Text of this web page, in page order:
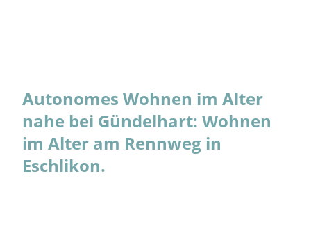
Autonomes Wohnen im Alter
nahe bei Gündelhart: Wohnen
im Alter am Rennweg in
Eschlikon.